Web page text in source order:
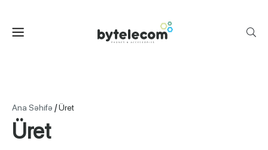
Ana Səhifə /Üret
Üret